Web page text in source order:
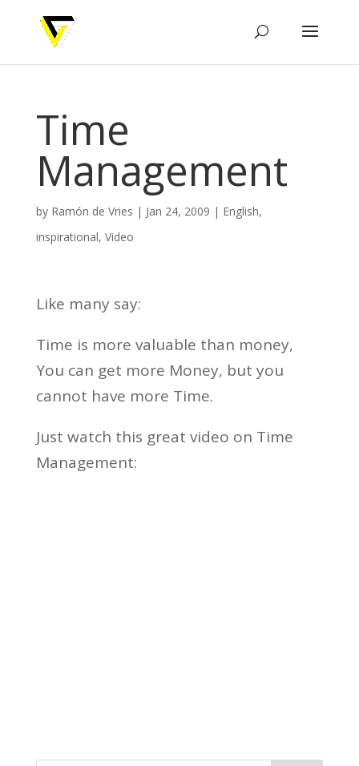
Time
Management
by Ramón de Vries | Jan 24, 2009 | English,
inspirational, Video
Like many say:
Time is more valuable than money,
You can get more Money, but you
cannot have more Time.
Just watch this great video on Time
Management: